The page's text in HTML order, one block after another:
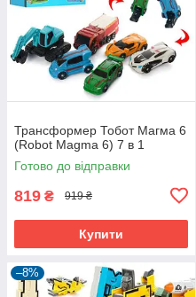
Трансформер Тобот Магма 6
(Robot Magma 6) 7 в 1
Готово до відправки
819 ₴ 919 ₴
Купити
–8%